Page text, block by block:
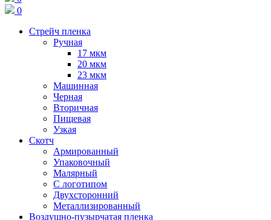
0
Стрейч пленка
Ручная
17 мкм
20 мкм
23 мкм
Машинная
Черная
Вторичная
Пищевая
Узкая
Скотч
Армированный
Упаковочный
Малярный
С логотипом
Двухсторонний
Металлизированный
Воздушно-пузырчатая пленка